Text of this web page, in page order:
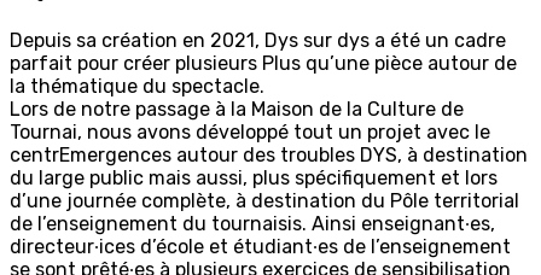
Depuis sa création en 2021, Dys sur dys a été un cadre
parfait pour créer plusieurs Plus qu’une pièce autour de
la thématique du spectacle.
Lors de notre passage à la Maison de la Culture de
Tournai, nous avons développé tout un projet avec le
centrEmergences autour des troubles DYS, à destination
du large public mais aussi, plus spécifiquement et lors
d’une journée complète, à destination du Pôle territorial
de l’enseignement du tournaisis. Ainsi enseignant∙es,
directeur∙ices d’école et étudiant∙es de l’enseignement
se sont prêté∙es à plusieurs exercices de sensibilisation